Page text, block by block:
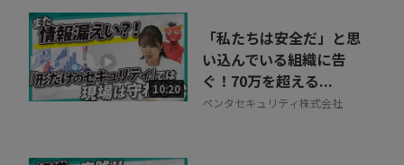
10:20
「私たちは安全だ」と思
い込んでいる組織に告
ぐ！70万を超える...
ペンタセキュリティ株式会社